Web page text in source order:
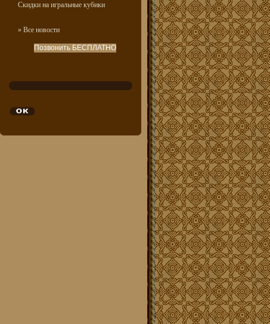
Скидки на игральные кубики
» Все новости
Позвонить БЕСПЛАТНО